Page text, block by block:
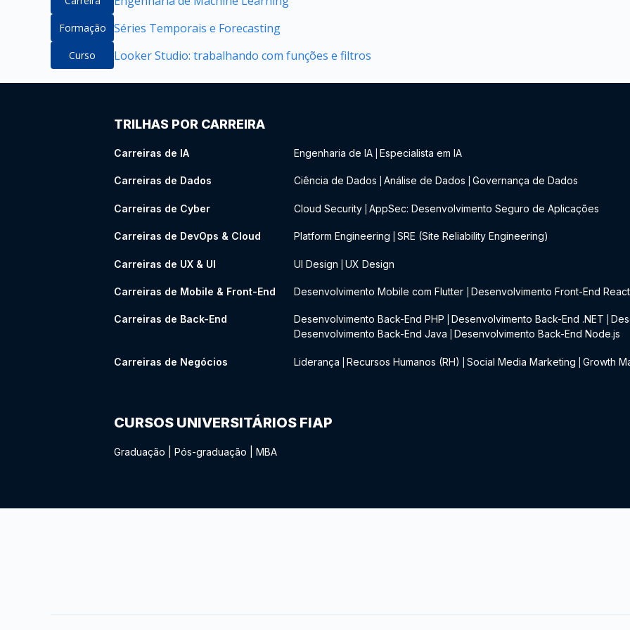
Formação Séries Temporais e Forecasting
Curso Looker Studio: trabalhando com funções e filtros
TRILHAS POR CARREIRA
Carreiras de IA Engenharia de IA Especialista em IA
Carreiras de Dados Ciência de Dados Análise de Dados Governança de Dados
Carreiras de Cyber Cloud Security AppSec: Desenvolvimento Seguro de Aplicações
Carreiras de DevOps & Cloud Platform Engineering SRE (Site Reliability Engineering)
Carreiras de UX & UI UI Design UX Design
Carreiras de Mobile & Front-End Desenvolvimento Mobile com Flutter Desenvolvimento Front-End React
Carreiras de Back-End Desenvolvimento Back-End PHP Desenvolvimento Back-End .NET
Desenvolvimento Back-End Java
Desenvolvimento Back-End Node.js
Carreiras de Negócios Liderança Recursos Humanos (RH) Social Media Marketing Growth
CURSOS UNIVERSITÁRIOS FIAP
Graduação Pós-graduação MBA